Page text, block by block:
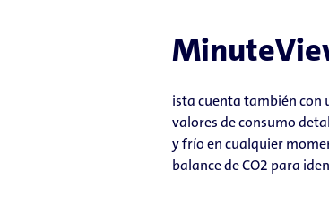
ista cuenta también con
valores de consumo
y frío en cualquier
balance de CO2 para